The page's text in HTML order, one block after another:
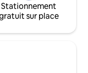
Stationnement
sur place